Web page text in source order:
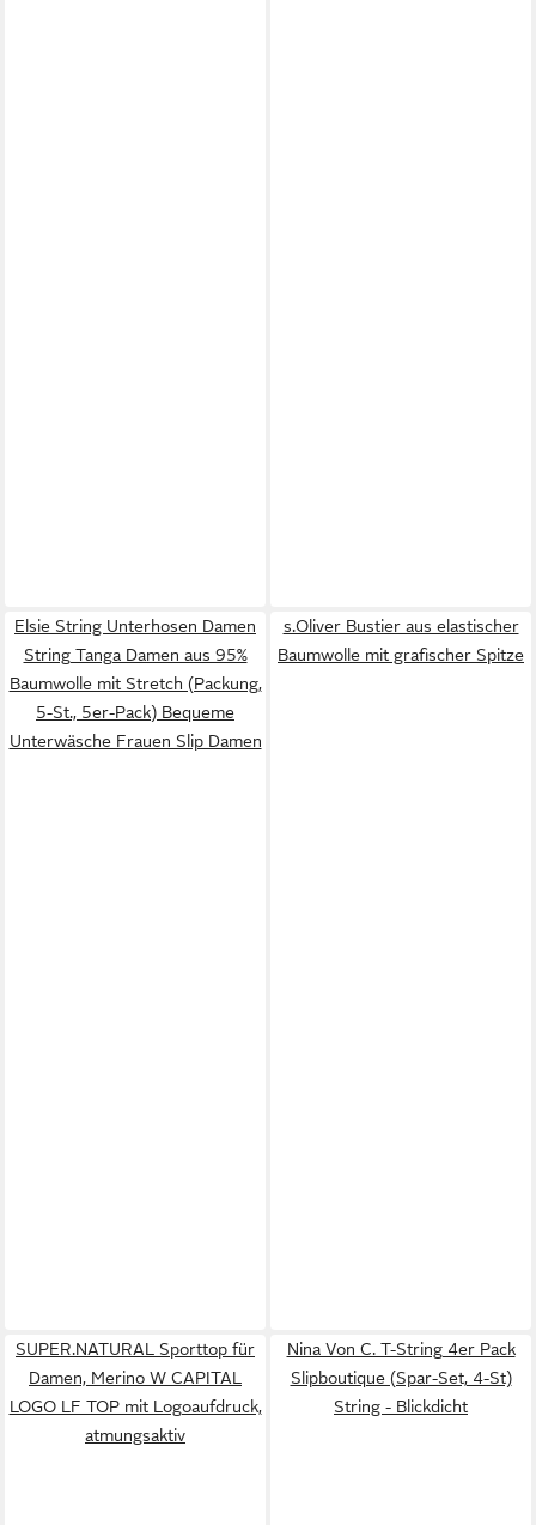
Elsie String Unterhosen Damen
String Tanga Damen aus 95%
Baumwolle mit Stretch (Packung,
5-St., 5er-Pack) Bequeme
Unterwäsche Frauen Slip Damen
s.Oliver Bustier aus elastischer
Baumwolle mit grafischer Spitze
SUPER.NATURAL Sporttop für
Damen, Merino W CAPITAL
LOGO LF TOP mit Logoaufdruck,
atmungsaktiv
Nina Von C. T-String 4er Pack
Slipboutique (Spar-Set, 4-St)
String - Blickdicht